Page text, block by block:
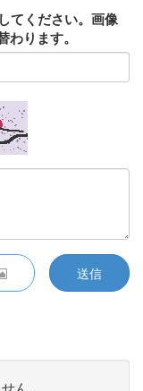
てください。画像
ります。
送信
ん。